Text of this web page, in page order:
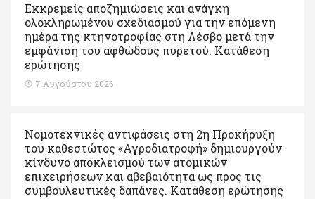
Εκκρεμείς αποζημιώσεις και ανάγκη
ολοκληρωμένου σχεδιασμού για την επόμενη
ημέρα της κτηνοτροφίας στη Λέσβο μετά την
εμφάνιση του αφθώδους πυρετού. Kατάθεση
ερώτησης
7 Αυγούστου 2026
Νομοτεχνικές αντιφάσεις στη 2η Προκήρυξη
του καθεστώτος «Αγροδιατροφή» δημιουργούν
κίνδυνο αποκλεισμού των ατομικών
επιχειρήσεων και αβεβαιότητα ως προς τις
συμβουλευτικές δαπάνες. Κατάθεση ερώτησης